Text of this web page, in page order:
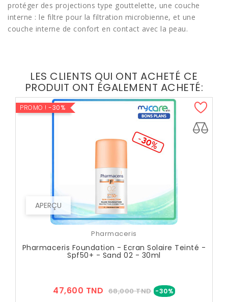
protéger des projections type gouttelette, une couche
interne : le filtre pour la filtration microbienne, et une
couche interne de confort en contact avec la peau.
LES CLIENTS QUI ONT ACHETÉ CE
PRODUIT ONT ÉGALEMENT ACHETÉ:
APERÇU
PROMO ! -30%
Pharmaceris
Pharmaceris Foundation - Ecran Solaire Teinté -
Spf50+ - Sand 02 - 30ml
47,600 TND Prix
68,000 TND -30%Prix